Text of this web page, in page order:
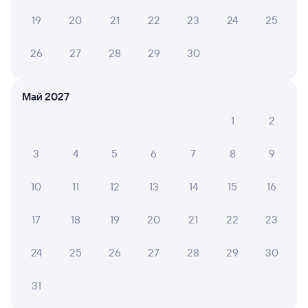
от 1 ⁠950 ⁠₽ 2 ⁠936 ⁠₽ 13 ⁠172 ⁠₽
293С Проходящий
Петрозаводск-Пасс
Кемь
от 1 ⁠956 ⁠₽ 2 ⁠947 ⁠₽
19 20 21 22 23 24 25
26 27 28 29 30
Май 2027
1
2
3 4 5 6 7 8 9
10 11 12 13 14 15 16
17 18 19 20 21 22 23
24 25 26 27 28 29 30
31